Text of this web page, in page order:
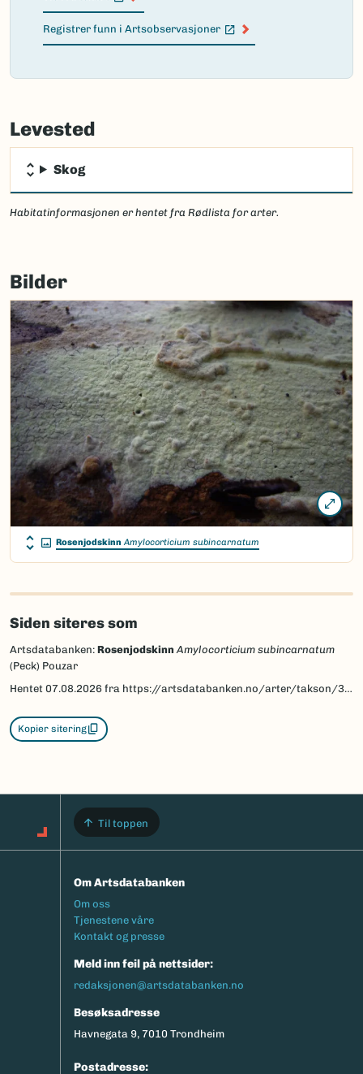
(Ekstern lenke)
Registrer funn i Artsobservasjoner
(Ekstern lenke)
Failed
load
Levested
Skog
Habitatinformasjonen er hentet fra Rødlista for arter.
Bilder
Rosenjodskinn Amylocorticium subincarnatum
Siden siteres som
Artsdatabanken: Rosenjodskinn Amylocorticium subincarnatum
(Peck) Pouzar
Hentet 07.08.2026 fra https://artsdatabanken.no/arter/takson/35011
Kopier sitering
Til toppen
Om Artsdatabanken
Footermeny
Om oss
Tjenestene våre
Kontakt og presse
Meld inn feil på nettsider:
redaksjonen@artsdatabanken.no
Besøksadresse
Havnegata 9, 7010 Trondheim
Postadresse: